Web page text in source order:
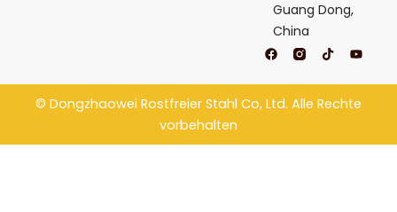
Guang Dong,
China
F
a
e
b
o
T
i
t
o
k
Y
o
t
u
b
© Dongzhaowei Rostfreier Stahl Co, Ltd. Alle Rechte
vorbehalten